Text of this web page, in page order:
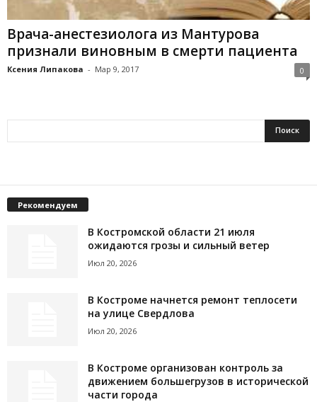
Врача-анестезиолога из Мантурова
признали виновным в смерти пациента
Ксения Липакова - Мар 9, 2017 0
Рекомендуем
В Костромской области 21 июля
ожидаются грозы и сильный ветер
Июл 20, 2026
В Костроме начнется ремонт теплосети
на улице Свердлова
Июл 20, 2026
В Костроме организован контроль за
движением большегрузов в исторической
части города